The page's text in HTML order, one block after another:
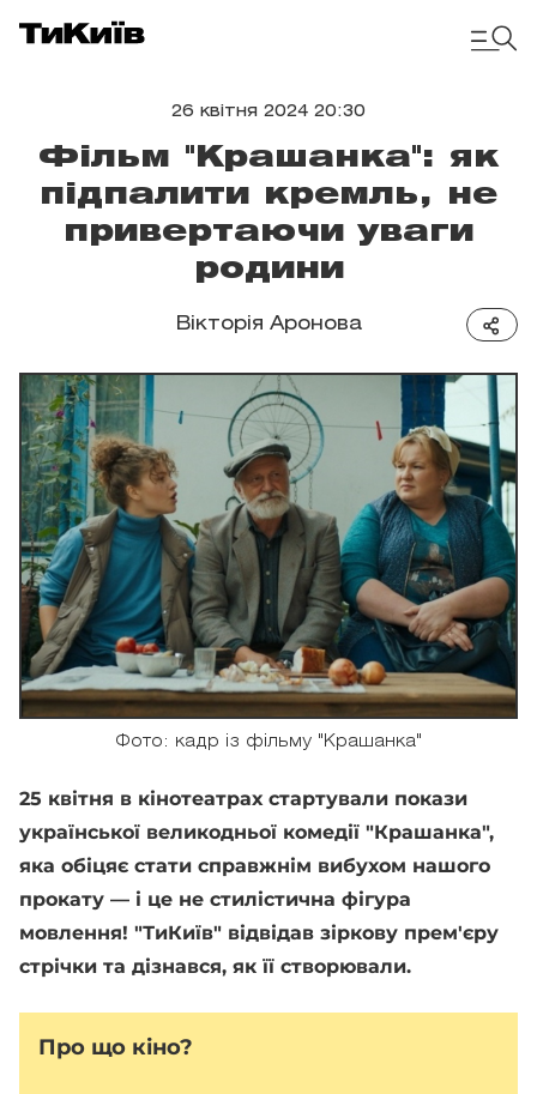
26 квітня 2024 20:30
Фільм "Крашанка": як
підпалити кремль, не
привертаючи уваги
родини
Вікторія Аронова
Фото: кадр із фільму "Крашанка"
25 квітня в кінотеатрах стартували покази
української великодньої комедії "Крашанка",
яка обіцяє стати справжнім вибухом нашого
прокату — і це не стилістична фігура
мовлення! "ТиКиїв" відвідав зіркову прем'єру
стрічки та дізнався, як її створювали.
Про що кіно?